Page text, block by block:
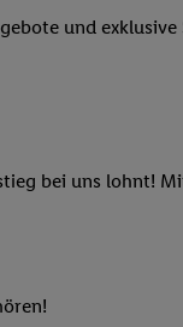
und
bei uns lohnt!
Ihnen personalisierte
Adresse und einer
können Ihre